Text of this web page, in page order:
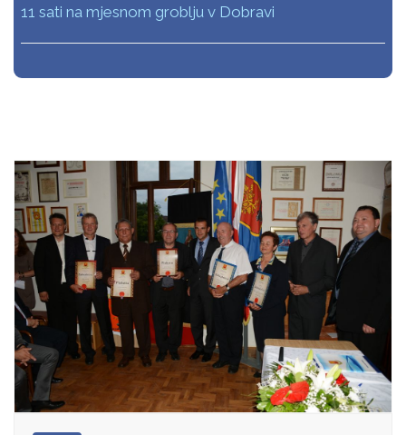
11 sati na mjesnom groblju v Dobravi